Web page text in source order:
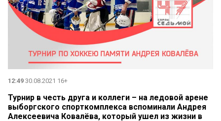
12:49 30.08.2021 16+
Турнир в честь друга и коллеги – на ледовой арене
выборгского спорткомплекса вспоминали Андрея
Алексеевича Ковалёва, который ушел из жизни в